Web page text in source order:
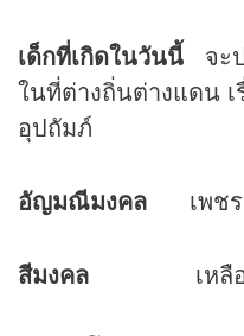
เด็กที่เกิดในวันนี้ จะ
ในที่ต่างถิ่นต่างแดน
อุปถัมภ์
อัญมณีมงคล เพชร
สีมงคล เหลือ